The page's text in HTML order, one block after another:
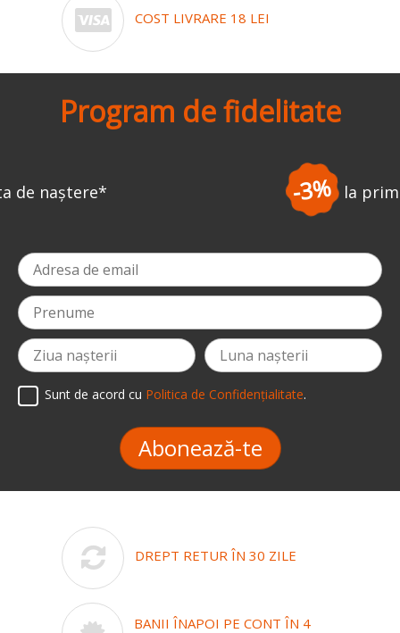
COST LIVRARE 18 LEI
Program de fidelitate
la prima comandă*
Sunt de acord cu Politica de Confidențialitate.
Abonează-te
DREPT RETUR ÎN 30 ZILE
BANII ÎNAPOI PE CONT ÎN 4